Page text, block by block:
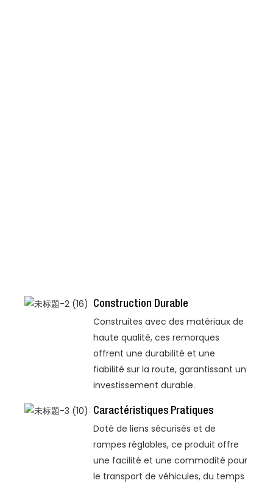
Construction Durable
Construites avec des matériaux de
haute qualité, ces remorques
offrent une durabilité et une
fiabilité sur la route, garantissant un
investissement durable.
Caractéristiques Pratiques
Doté de liens sécurisés et de
rampes réglables, ce produit offre
une facilité et une commodité pour
le transport de véhicules, du temps